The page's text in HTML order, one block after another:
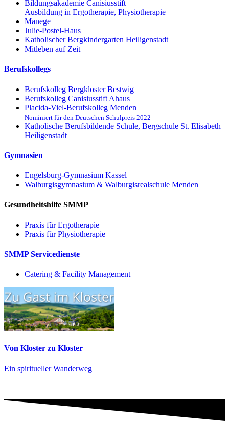
Bildungsakademie Canisiusstift
Ausbildung in Ergotherapie, Physiotherapie
Manege
Julie-Postel-Haus
Katholischer Bergkindergarten Heiligenstadt
Mitleben auf Zeit
Berufskollegs
Berufskolleg Bergkloster Bestwig
Berufskolleg Canisiusstift Ahaus
Placida-Viel-Berufskolleg Menden
Nominiert für den Deutschen Schulpreis 2022
Katholische Berufsbildende Schule, Bergschule St. Elisabeth
Heiligenstadt
Gymnasien
Engelsburg-Gymnasium Kassel
Walburgisgymnasium & Walburgisrealschule Menden
Gesundheitshilfe SMMP
Praxis für Ergo­therapie
Praxis für Physio­therapie
SMMP Servicedienste
Catering & Facility Management
Von Kloster zu Kloster
Ein spiritueller Wanderweg